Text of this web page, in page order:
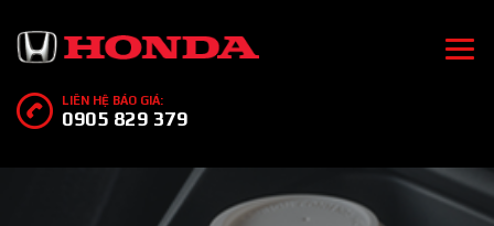
LIÊN HỆ BÁO GIÁ:
0905 829 379